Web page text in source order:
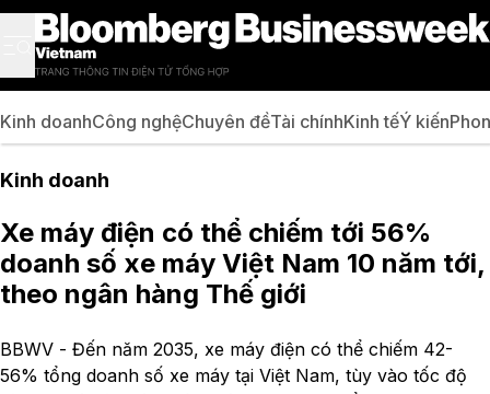
Kinh doanhCông nghệChuyên đềTài chínhKinh tếÝ kiến
Kinh doanh
Xe máy điện có thể chiếm tới 56%
doanh số xe máy Việt Nam 10 năm tới,
theo ngân hàng Thế giới
BBWV - Đến năm 2035, xe máy điện có thể chiếm 42-
56% tổng doanh số xe máy tại Việt Nam, tùy vào tốc độ